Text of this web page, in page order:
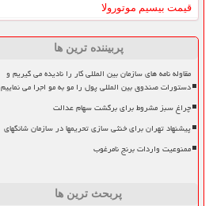
قیمت بیسیم موتورولا
پربیننده ترین ها
مقاوله نامه های سازمان بین المللی کار را نادیده می گیریم و
دستورات صندوق بین المللی پول را مو به مو اجرا می نماییم
چراغ سبز مشروط برای برگشت سهام عدالت
پیشنهاد تهران برای خنثی سازی تحریمها در سازمان شانگهای
ممنوعیت واردات برنج نامرغوب
پربحث ترین ها